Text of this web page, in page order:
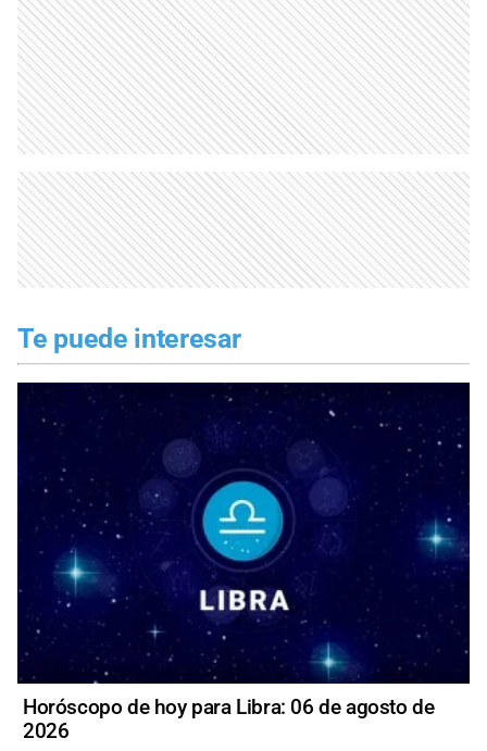
Te puede interesar
Horóscopo de hoy para Libra: 06 de agosto de
2026